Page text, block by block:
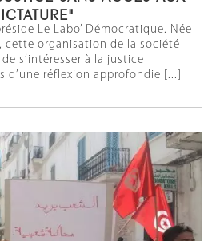
Le Labo’ Démocratique. Née
cette organisation de la société
s’intéresser à la justice
réflexion approfondie [...]